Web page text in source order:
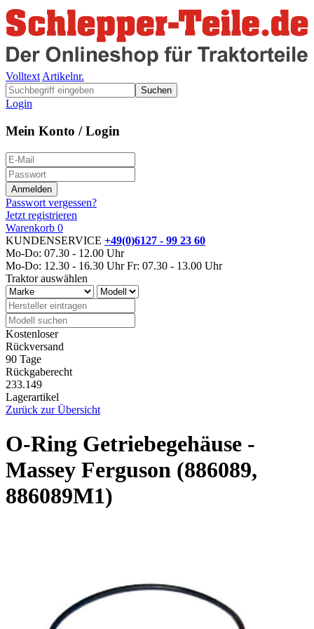
Volltext Artikelnr.
Suchen
Login
Mein Konto / Login
Passwort vergessen?
Jetzt registrieren
Warenkorb 0
KUNDENSERVICE +49(0)6127 - 99 23 60
Mo-Do: 07.30 - 12.00 Uhr
Mo-Do: 12.30 - 16.30 Uhr Fr: 07.30 - 13.00 Uhr
Traktor auswählen
Kostenloser
Rückversand
90 Tage
Rückgaberecht
233.149
Lagerartikel
Zurück zur Übersicht
O-Ring Getriebegehäuse -
Massey Ferguson (886089,
886089M1)